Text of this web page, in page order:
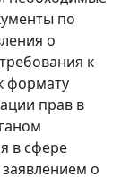
по
о
к
формату
прав в
в сфере
о